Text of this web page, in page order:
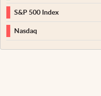
S&P 500 Index
Nasdaq